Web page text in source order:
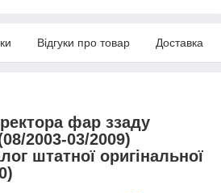
Відгуки про товар Доставка
фар ззаду
2003-03/2009)
штатної оригінальної